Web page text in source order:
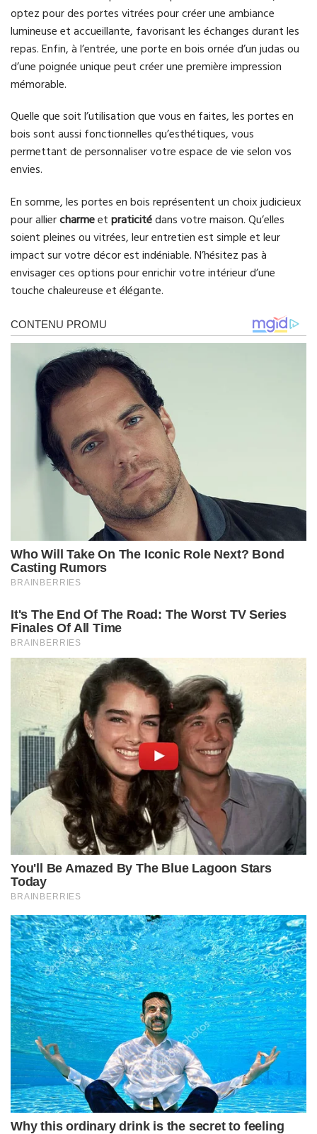
optez pour des portes vitrées pour créer une ambiance
lumineuse et accueillante, favorisant les échanges durant les
repas. Enfin, à l’entrée, une porte en bois ornée d’un judas ou
d’une poignée unique peut créer une première impression
mémorable.
Quelle que soit l’utilisation que vous en faites, les portes en
bois sont aussi fonctionnelles qu’esthétiques, vous
permettant de personnaliser votre espace de vie selon vos
envies.
En somme, les portes en bois représentent un choix judicieux
pour alliercharmeet praticitédans votre maison. Qu’elles
soient pleines ou vitrées, leur entretien est simple et leur
impact sur votre décor est indéniable. N’hésitez pas à
envisager ces options pour enrichir votre intérieur d’une
touche chaleureuse et élégante.